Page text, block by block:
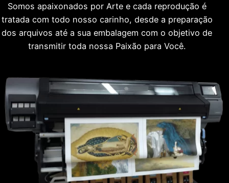
Somos apaixonados por Arte e cada reprodução é
tratada com todo nosso carinho, desde a preparação
dos arquivos até a sua embalagem com o objetivo de
transmitir toda nossa Paixão para Você.